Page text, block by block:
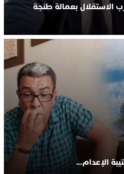
الاستقلال بعمالة طنجة
الإعدام…